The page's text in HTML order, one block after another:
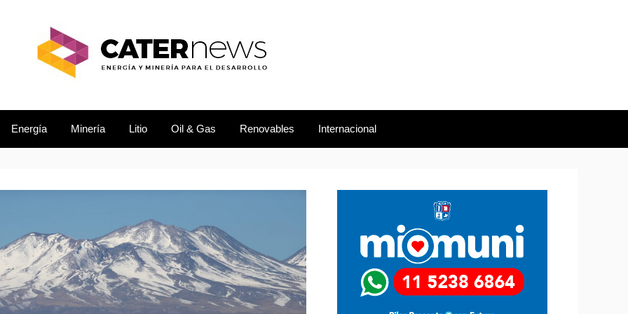
Energía Minería Litio Oil & Gas Renovables Internacional